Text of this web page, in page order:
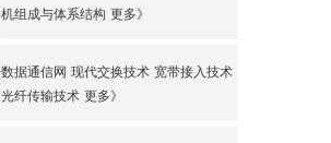
机组成与体系结构 更多》
数据通信网 现代交换技术 宽带接入技术
光纤传输技术 更多》